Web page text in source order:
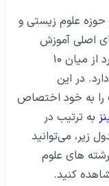
۲۰۲۵ در حوزه علوم زیستی و
اصلی آموزش
عالی در حوزه علوم پزشکی هستند و ۹ مورد از میان ۱۰
در این
را به خود اختصاص
به ترتیب در
زیر، می‌توانید
های علوم